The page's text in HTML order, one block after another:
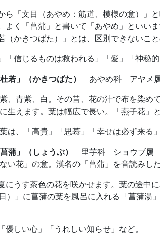
ら「文目（あやめ：筋道、模様の意）」
よく「菖蒲」と書いて「あやめ」といい
かきつばた）」とは、区別できないこと
信じるものは救われる」「愛」「神秘的
若」（かきつばた）
あやめ科 アヤメ
、青紫、白。その昔、花の汁で布を染め
生えます。葉は幅広で長い。「燕子花」
は、「高貴」「思慕」「幸せは必ず来る」
蒲」（しょうぶ）
里芋科 ショウブ属
い花」の意。漢名の「菖蒲」を音読みし
にうす茶色の花を咲かせます。葉の途中
）」に菖蒲の葉を風呂に入れる「菖蒲湯
しい心」「うれしい知らせ」など。